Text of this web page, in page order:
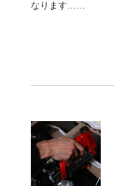
なります……